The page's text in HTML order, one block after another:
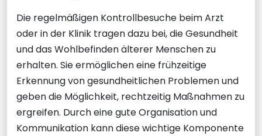
Die regelmäßigen Kontrollbesuche beim Arzt
oder in der Klinik tragen dazu bei, die Gesundheit
und das Wohlbefinden älterer Menschen zu
erhalten. Sie ermöglichen eine frühzeitige
Erkennung von gesundheitlichen Problemen und
geben die Möglichkeit, rechtzeitig Maßnahmen zu
ergreifen. Durch eine gute Organisation und
Kommunikation kann diese wichtige Komponente